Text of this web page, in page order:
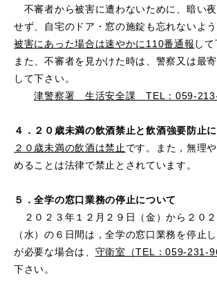
不審者から被害に遭わないために、暗い
せず、自宅のドア・窓の施錠も忘れないよう
被害にあった場合は速やかに 110番通報 して
また、不審者を見かけた時は、警察又は最
して下さい。
津警察署 生活安全課TEL ： 059-
４．２０歳未満の飲酒禁止と飲酒強要防止
２０歳未満の飲酒は禁止 です。また，無理
めることは法律で禁止とされています。
５．全学の窓口業務の停止について
２０２３年１２月２９日（金）から２０
（水）の６日間は，全学の窓口業務を停止
が必要な場合は、 守衛室（TEL ：059-231-
下さい。